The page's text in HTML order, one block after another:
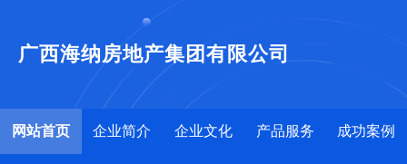
广西海纳房地产集团有限公司
网站首页 企业简介 企业文化 产品服务 成功案例